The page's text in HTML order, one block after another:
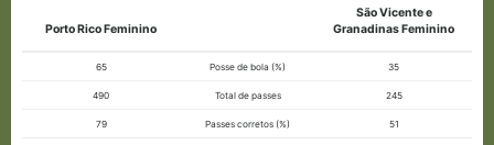
Porto Rico Feminino
São Vicente e
Granadinas Feminino
65 Posse de bola (%) 35
490 Total de passes 245
79 Passes corretos (%) 51